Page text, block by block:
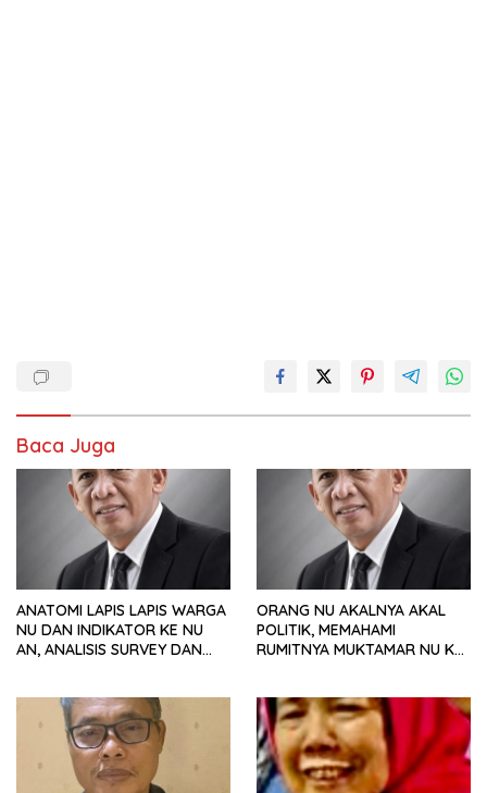
Baca Juga
ANATOMI LAPIS LAPIS WARGA
NU DAN INDIKATOR KE NU
AN, ANALISIS SURVEY DAN
ORANG NU AKALNYA AKAL
POLITIK, MEMAHAMI
RUMITNYA MUKTAMAR NU KE